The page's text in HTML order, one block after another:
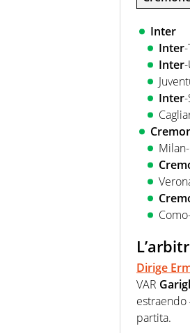
Inter
Inter
Inter
Inter
Milan-
Dirige
VAR
estraendo
partita.